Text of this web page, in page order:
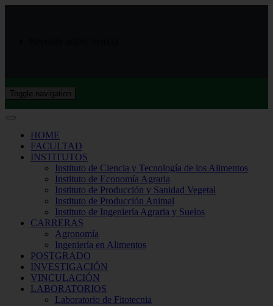
Toggle navigation
HOME
FACULTAD
INSTITUTOS
Instituto de Ciencia y Tecnología de los Alimentos
Instituto de Economía Agraria
Instituto de Producción y Sanidad Vegetal
Instituto de Producción Animal
Instituto de Ingeniería Agraria y Suelos
CARRERAS
Agronomía
Ingeniería en Alimentos
POSTGRADO
INVESTIGACIÓN
VINCULACIÓN
LABORATORIOS
Laboratorio de Fitotecnia